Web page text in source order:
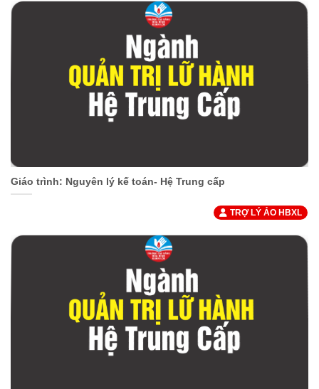
Giáo trình: Nguyên lý kế toán- Hệ Trung cấp
TRỢ LÝ ẢO HBXL